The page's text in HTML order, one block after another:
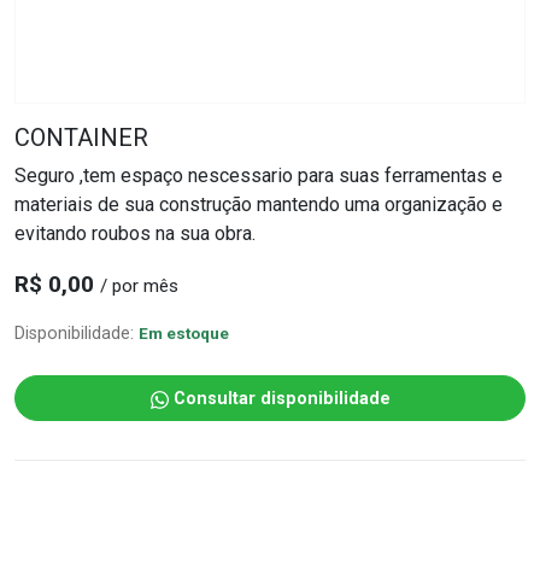
CONTAINER
Seguro ,tem espaço nescessario para suas ferramentas e
materiais de sua construção mantendo uma organização e
evitando roubos na sua obra.
R$ 0,00 / por mês
Disponibilidade: Em estoque
Consultar disponibilidade